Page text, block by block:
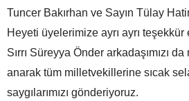
Tuncer Bakırhan ve Sayın Tülay
Heyeti üyelerimize ayrı ayrı
Sırrı Süreyya Önder arkadaşımızı
anarak tüm milletvekillerine sıcak
saygılarımızı gönderiyoruz.